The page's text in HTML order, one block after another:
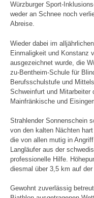
Würzburger Sport-
weder an Schnee noch
Abreise.
Wieder dabei im
Einmaligkeit und Konstanz
ausgezeichnet wurde, die
zu-Bentheim-Schule für
Berufsschulstufe und
Schweinfurt und Mitarbeiter
Mainfränkische und
Strahlender Sonnenschein
von den kalten Nächten
die von allen mutig in
Langläufer aus der
professionelle Hilfe.
diesmal über 3,5 km auf der
Gewohnt zuverlässig